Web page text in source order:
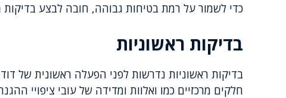
כדי לשמור על רמת בטיחות גבוהה, חובה לבצע בדיקות
בדיקות ראשוניות
בדיקות ראשוניות נדרשות לפני הפעלה ראשונית של
חלקים מרכזיים כמו ואלוות ומדידה של עובי ציפויי